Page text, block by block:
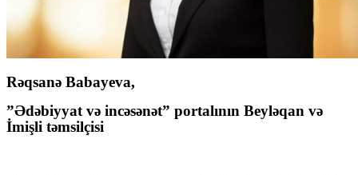
Rəqsanə Babayeva,
”Ədəbiyyat və incəsənət” portalının Beyləqan və
İmişli təmsilçisi